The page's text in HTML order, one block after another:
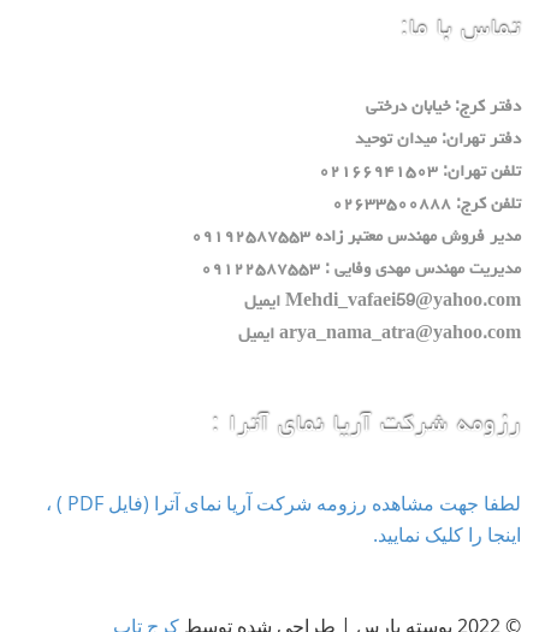
تماس با ما:
دفتر كرج: خيابان درختي
دفتر تهران: ميدان توحيد
تلفن تهران: ٠٢١٦٦٩٤١٥٠٣
تلفن كرج: ٠٢٦٣٣٥٠٠٨٨٨
مدير فروش مهندس معتبر زاده ٠٩١٩٢٥٨٧٥٥٣
مديريت مهندس مهدي وفايي : ٠٩١٢٢٥٨٧٥٥٣
Mehdi_vafaei59@yahoo.com ايميل
arya_nama_atra@yahoo.com ايميل
رزومه شرکت آریا نمای آترا :
لطفا جهت مشاهده رزومه شرکت آریا نمای آترا (فایل PDF ) ،
اینجا را کلیک نمایید.
© 2022 پوسته پارس | طراحی شده توسط کرج تاپ